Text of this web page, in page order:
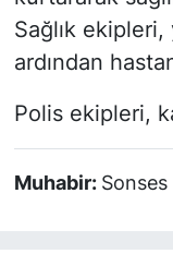
Sağlık
ardından
Polis ekipleri,
Muhabir: